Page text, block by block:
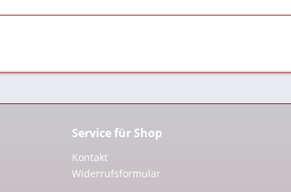
Service für Shop
Kontakt
Widerrufsformular